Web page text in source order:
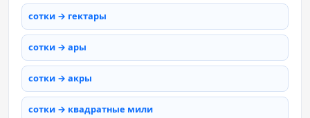
сотки → гектары
сотки → ары
сотки → акры
сотки → квадратные мили